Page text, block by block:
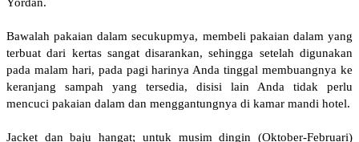
Bawalah pakaian dalam secukupmya, membeli pakaian dalam yang
terbuat dari kertas sangat disarankan, sehingga setelah digunakan
pada malam hari, pada pagi harinya Anda tinggal membuangnya ke
keranjang sampah yang tersedia, disisi lain Anda tidak perlu
mencuci pakaian dalam dan menggantungnya di kamar mandi hotel.
Jacket dan baju hangat; untuk musim dingin (Oktober-Februari)